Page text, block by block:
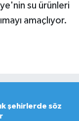
su ürünleri
amaçlıyor.
şehirlerde söz